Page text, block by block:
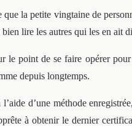
la petite vingtaine de
lire les autres qui les en ait
point de se faire opérer
depuis longtemps.
d’une méthode
à obtenir le dernier